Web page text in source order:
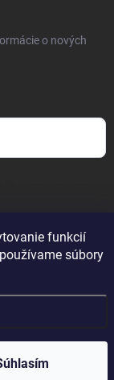
funkcií
súbory
o nových